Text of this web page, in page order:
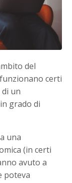
del
certi
un
grado di
una
(in certi
avuto a
poteva